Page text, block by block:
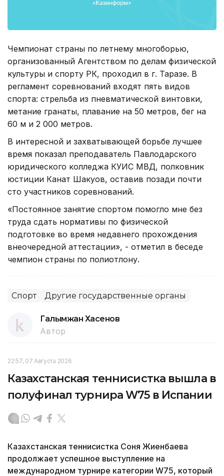
Чемпионат страны по летнему многоборью,
организованный Агентством по делам физической
культуры и спорту РК, проходил в г. Таразе. В
регламент соревнований входят пять видов
спорта: стрельба из пневматической винтовки,
метание гранаты, плавание на 50 метров, бег на
60 м и 2 000 метров.
В интересной и захватывающей борьбе лучшее
время показал преподаватель Павлодарского
юридического колледжа КУИС МВД, полковник
юстиции Канат Шакуов, оставив позади почти
сто участников соревнований.
«Постоянное занятие спортом помогло мне без
труда сдать нормативы по физической
подготовке во время недавнего прохождения
внеочередной аттестации», - отметил в беседе
чемпион страны по полиотлону.
Спорт Другие государственные органы
Галымжан Хасенов
Автор
22:57, 07 Августа 2026
Казахстанская теннисистка вышла в
полуфинал турнира W75 в Испании
Казахстанская теннисистка Соня Жиенбаева
продолжает успешное выступление на
международном турнире категории W75, который